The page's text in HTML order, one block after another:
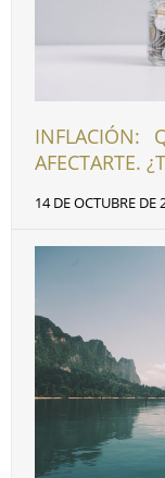
INFLACIÓN:
AFECTARTE.
14 DE OCTUBRE DE